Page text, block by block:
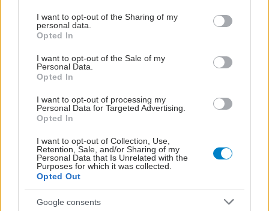
not limited to your visit or usage behaviour. You may click to
grant or deny consent to Google and its third-party tags to
use your data for below specified purposes in below Google
consent section.
I want to opt-out of the Sharing of my
personal data.
Opted In
I want to opt-out of the Sale of my
Personal Data.
Opted In
I want to opt-out of processing my
Personal Data for Targeted Advertising.
Opted In
I want to opt-out of Collection, Use,
Retention, Sale, and/or Sharing of my
Personal Data that Is Unrelated with the
Purposes for which it was collected.
Opted Out
Google consents
ΜΠΕΙΤΕ ΣΤΗ ΣΥΖΗΤΗΣΗ
Loading...
Προσθήκη Σχολίου